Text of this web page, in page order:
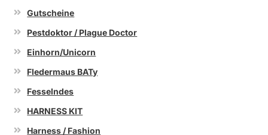
Gutscheine
Pestdoktor / Plague Doctor
Einhorn/Unicorn
Fledermaus BATy
Fesselndes
HARNESS KIT
Harness / Fashion